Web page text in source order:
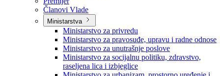
Vlada
Vlada BPK Goražde
Premijer
Članovi Vlade
Ministarstva
Ministarstvo za privredu
Ministarstvo za pravosuđe, upravu i radne odnose